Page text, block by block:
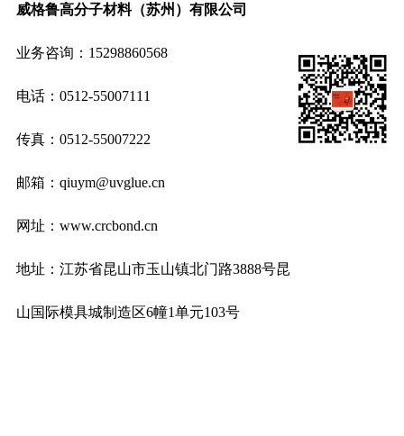
威格鲁高分子材料（苏州）有限公司
业务咨询：15298860568
电话：0512-55007111
传真：0512-55007222
邮箱：qiuym@uvglue.cn
网址：www.crcbond.cn
地址：江苏省昆山市玉山镇北门路3888号昆
山国际模具城制造区6幢1单元103号